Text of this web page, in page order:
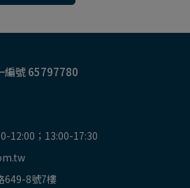
編號 65797780
12:00；13:00-17:30
649-8號7樓